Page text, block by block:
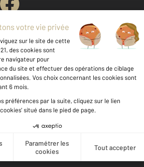
Votre agence est notée
Achat